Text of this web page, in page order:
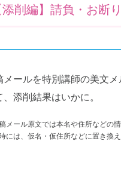
添削編】請負・お断
メールを特別講師の美文メ
、添削結果はいかに。
メール原文では本名や住所などの情
には、仮名・仮住所などに置き換え